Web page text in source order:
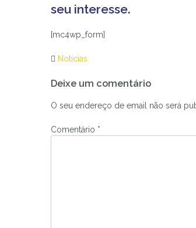
seu interesse.
[mc4wp_form]
Notícias
de
artigos
Deixe um comentário
O seu endereço de email não será
Comentário *